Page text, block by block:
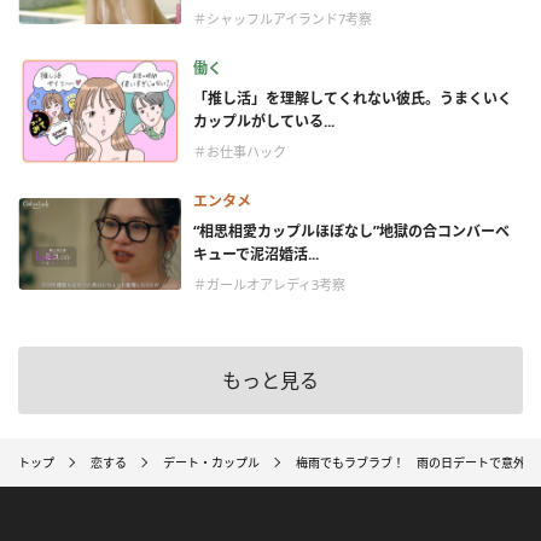
＃シャッフルアイランド7考察
働く
「推し活」を理解してくれない彼氏。うまくいく
カップルがしている...
＃お仕事ハック
エンタメ
“相思相愛カップルほぼなし”地獄の合コンバーベ
キューで泥沼婚活...
＃ガールオアレディ3考察
もっと見る
トップ 恋する デート・カップル 梅雨でもラブラブ！ 雨の日デートで意外に